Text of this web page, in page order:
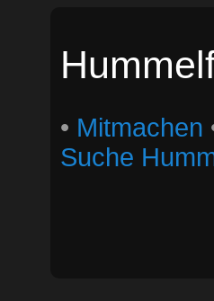
• Mitmachen
Suche